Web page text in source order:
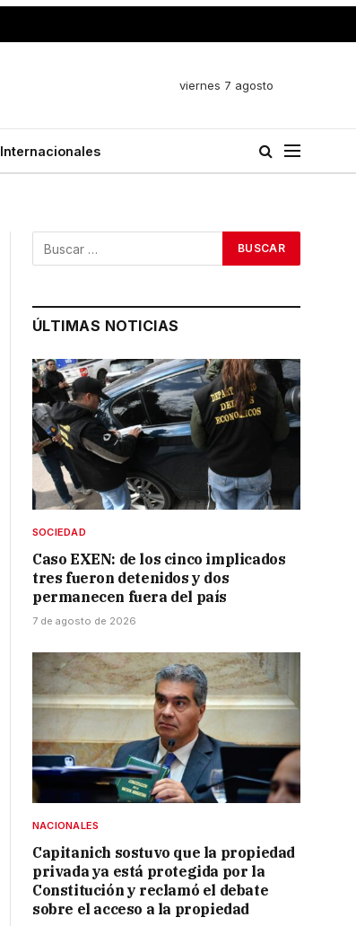
viernes 7 agosto
Internacionales
ÚLTIMAS NOTICIAS
SOCIEDAD
Caso EXEN: de los cinco implicados
tres fueron detenidos y dos
permanecen fuera del país
7 de agosto de 2026
NACIONALES
Capitanich sostuvo que la propiedad
privada ya está protegida por la
Constitución y reclamó el debate
sobre el acceso a la propiedad